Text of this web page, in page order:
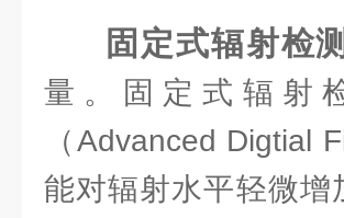
固定式辐射检
量。固定式辐射
（Advanced
能对辐射水平轻微增